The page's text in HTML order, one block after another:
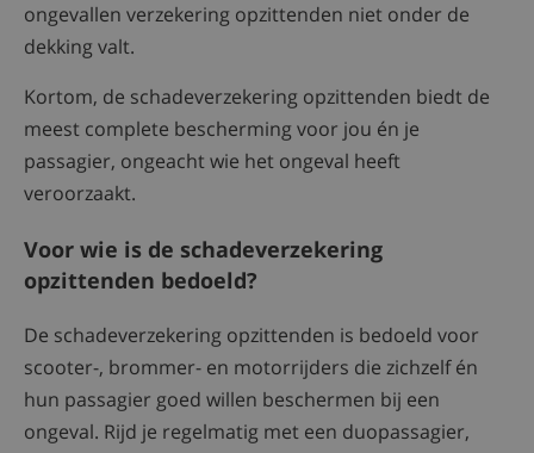
ongevallen verzekering opzittenden niet onder de
dekking valt.
Kortom, de schadeverzekering opzittenden biedt de
meest complete bescherming voor jou én je
passagier, ongeacht wie het ongeval heeft
veroorzaakt.
Voor wie is de schadeverzekering
opzittenden bedoeld?
De schadeverzekering opzittenden is bedoeld voor
scooter-, brommer- en motorrijders die zichzelf én
hun passagier goed willen beschermen bij een
ongeval. Rijd je regelmatig met een duopassagier,